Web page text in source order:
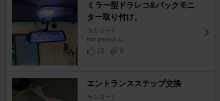
ミラー型ドラレコ&バックモニ
ター取り付け。
カムロード
kozipapaさん
13
0
エントランスステップ交換
カムロード